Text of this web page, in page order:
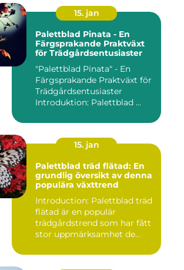
15. jan
Palettblad Pinata - En
Färgsprakande Praktväxt
för Trädgårdsentusiaster
"Palettblad Pinata" - En
Färgsprakande Praktväxt för
Trädgårdsentusiaster
Introduktion: Palettblad ...
15. jan
Palettblad träd flätad: En
grundlig översikt av denna
populära växttrend
Introduction: Palettblad träd
flätad är en populär
trädgårdstrend som har fått
stor uppmärksamhet de...